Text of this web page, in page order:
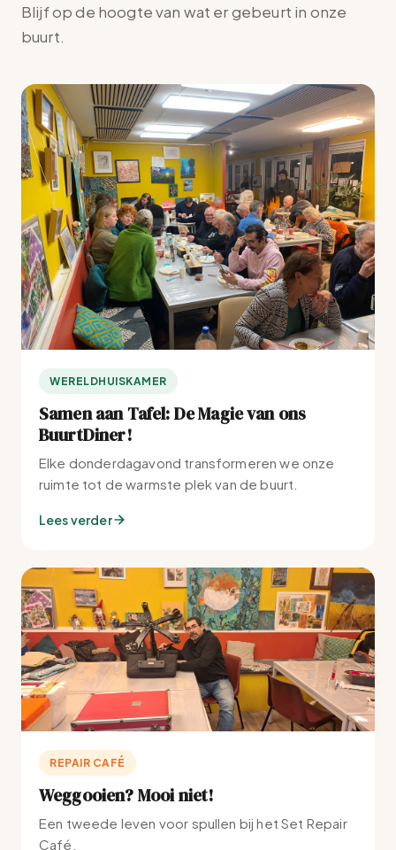
Blijf op de hoogte van wat er gebeurt in onze
buurt.
WERELDHUISKAMER
Samen aan Tafel: De Magie van ons
BuurtDiner!
Elke donderdagavond transformeren we onze
ruimte tot de warmste plek van de buurt.
Lees verder
REPAIR CAFÉ
Weggooien? Mooi niet!
Een tweede leven voor spullen bij het Set Repair
Café.